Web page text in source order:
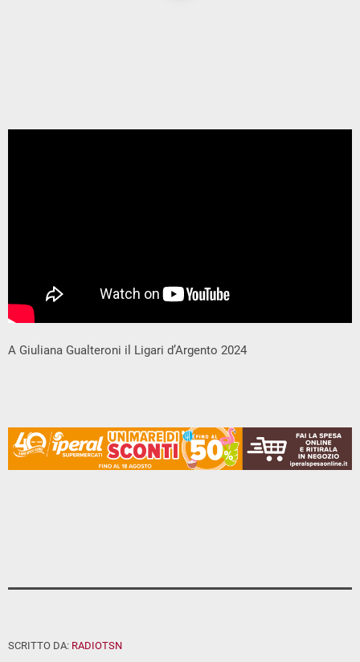
A Giuliana Gualteroni il Ligari d’Argento 2024
SCRITTO DA: RADIOTSN